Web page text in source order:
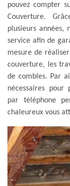
pouvez compter
Couverture.
plusieurs
service afin de
mesure de
couverture, les
de combles. Par
nécessaires pour
par téléphone
chaleureux vous